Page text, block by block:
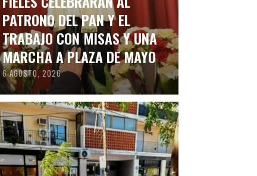
PATRONO DEL PAN Y EL
TRABAJO CON MISAS Y UNA
MARCHA A PLAZA DE MAYO
6 AGOSTO, 2026